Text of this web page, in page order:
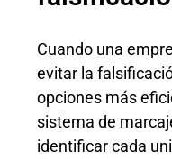
Cuando una
evitar la
opciones más
sistema de
identificar cada